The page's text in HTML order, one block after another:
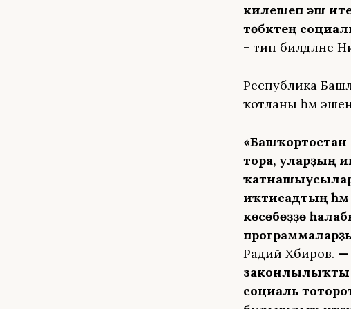
килешеп эш
төбәктең
– тип билдәләне
Республика
ҡотланы һәм
«Башҡортостан
тора, уларҙың
иҡтисадтың һәм
көсөбөҙҙө
Радий Хәбиров. —
законлылыҡты
социаль